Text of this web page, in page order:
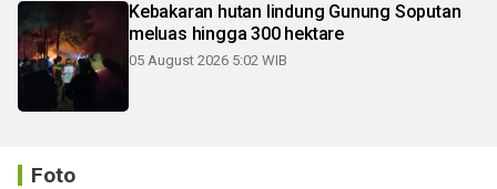
Kebakaran hutan lindung Gunung Soputan
meluas hingga 300 hektare
05 August 2026 5:02 WIB
Foto